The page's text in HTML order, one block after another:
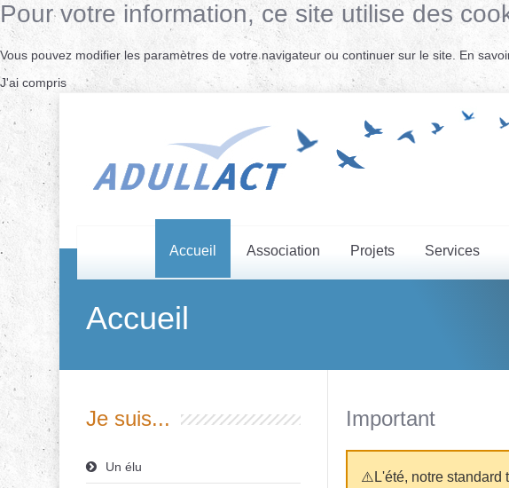
Pour votre information, ce site utilise des
Vous pouvez modifier les paramètres de votre navigateur ou continuer sur le site. En
J'ai compris
Accueil Association Projets Services
Accueil
Je suis...
Un élu
Important
⚠️L'été, notre standard